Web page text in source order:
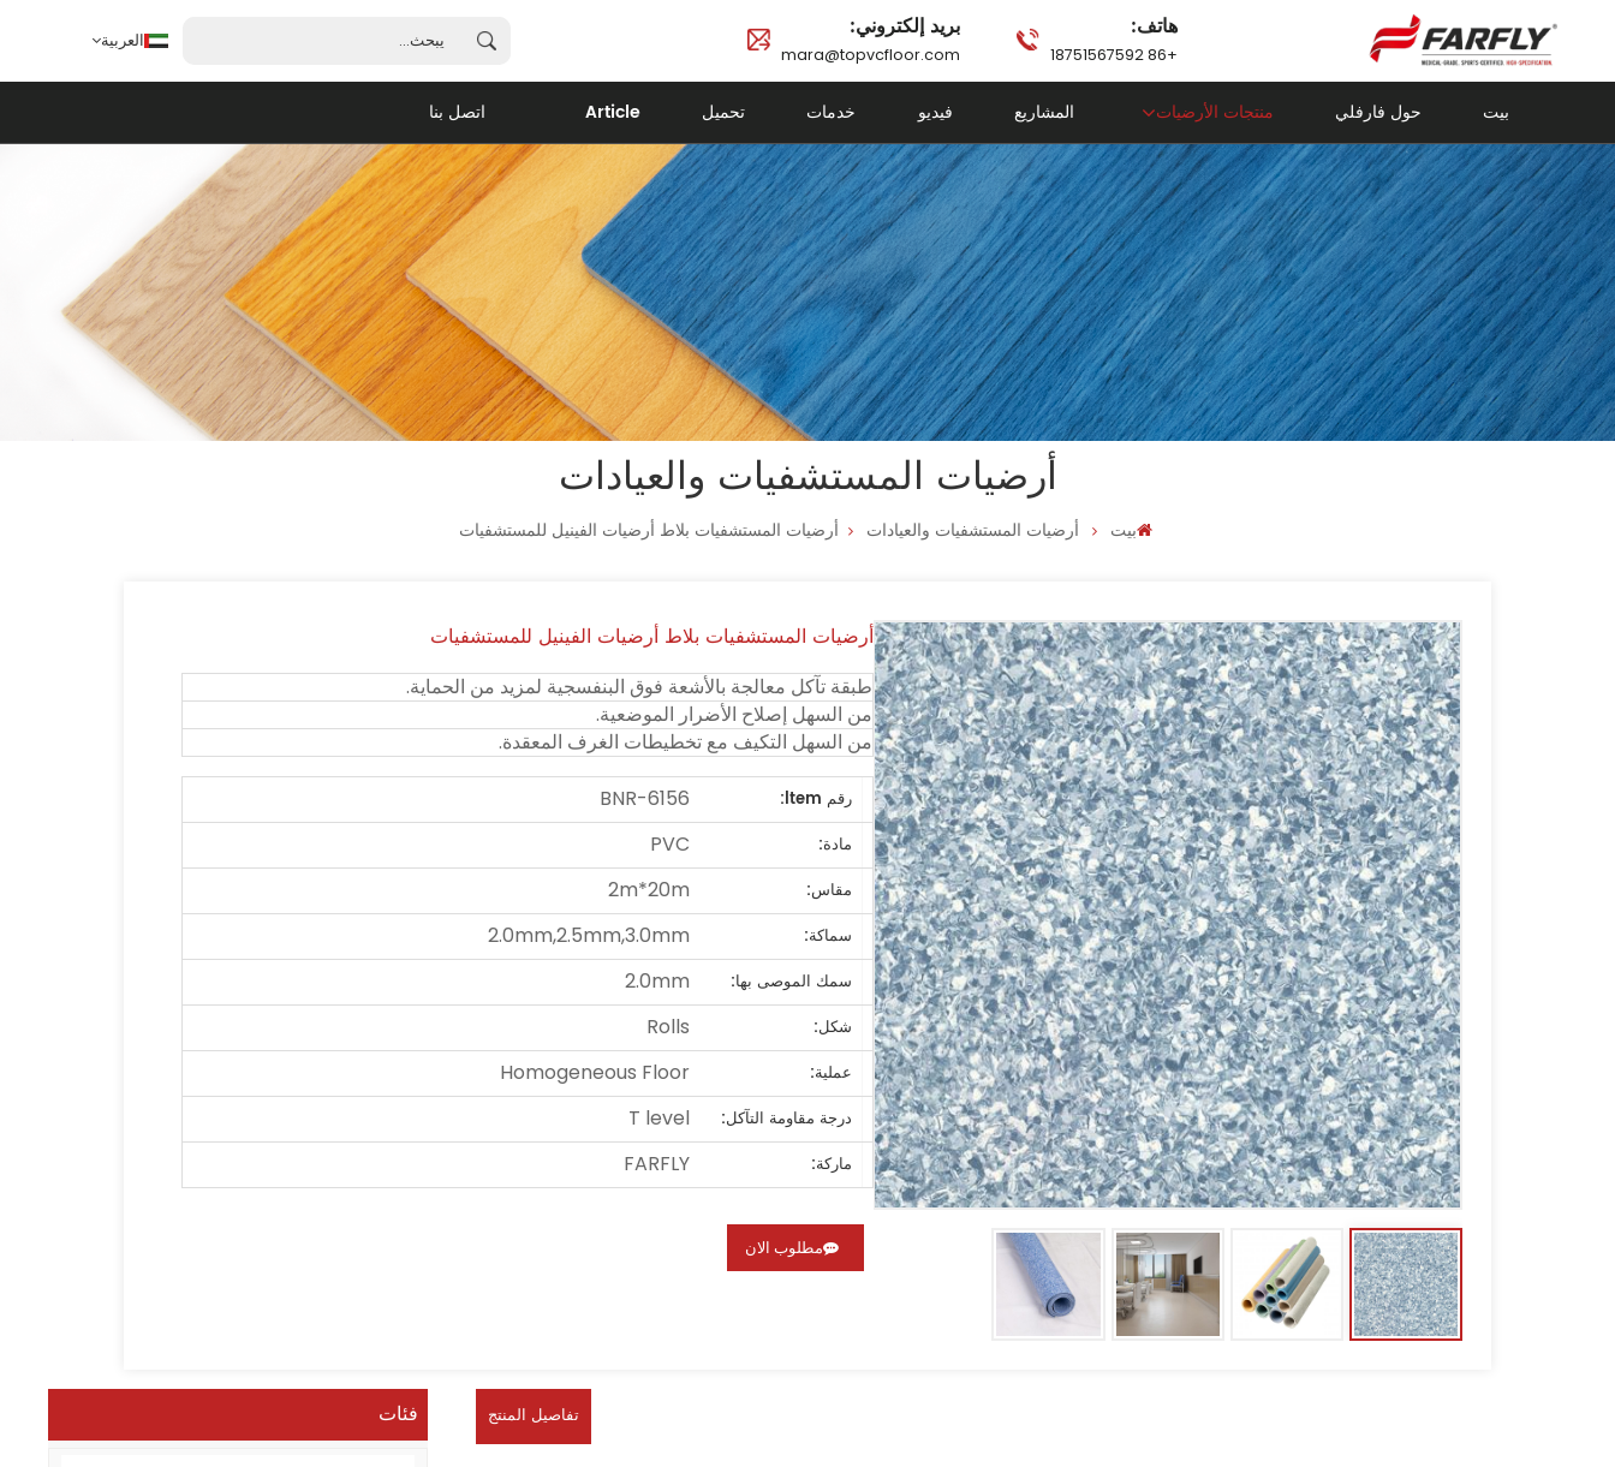
هاتف:
+86 18751567592
بريد إلكتروني:
mara@topvcfloor.com
العربية
العربية
français
español
português
بيت حول فارفلي منتجات الأرضيات المشاريع فيديو خدمات تحميل Article اتصل بنا
أرضيات المستشفيات والعيادات
بيت أرضيات المستشفيات والعيادات أرضيات المستشفيات بلاط أرضيات الفينيل للمستشفيات
أرضيات المستشفيات بلاط أرضيات الفينيل للمستشفيات
طبقة تآكل معالجة بالأشعة فوق البنفسجية لمزيد من الحماية.
من السهل إصلاح الأضرار الموضعية.
من السهل التكيف مع تخطيطات الغرف المعقدة.
رقم ltem: BNR-6156
مادة: PVC
مقاس: 2m*20m
سماكة: 2.0mm,2.5mm,3.0mm
سمك الموصى بها: 2.0mm
شكل: Rolls
عملية: Homogeneous Floor
درجة مقاومة التآكل: T level
ماركة: FARFLY
مطلوب الان
فئات تفاصيل المنتج